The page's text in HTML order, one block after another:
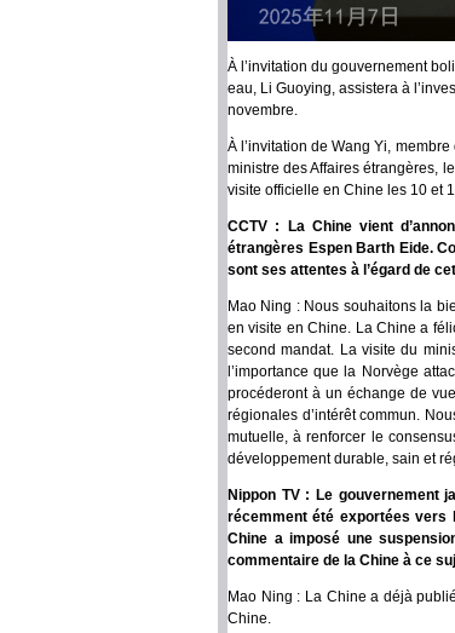
À l’invitation du gouvernement
eau, Li Guoying, assistera à
novembre.
À l’invitation de Wang Yi,
ministre des Affaires étrangères,
visite officielle en Chine les 10 et
CCTV : La Chine vient
étrangères Espen Barth Eide.
sont ses attentes à l’égard de
Mao Ning : Nous souhaitons la
en visite en Chine. La Chine a
second mandat. La visite du
l’importance que la Norvège
procéderont à un échange de
régionales d’intérêt commun.
mutuelle, à renforcer le
développement durable, sain et
Nippon TV : Le gouvernement
récemment été exportées vers
Chine a imposé une
commentaire de la Chine à ce
Mao Ning : La Chine a déjà
Chine.